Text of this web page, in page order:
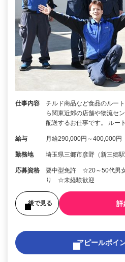
仕事内容
チルド商品など食品のルー
ら関東近郊の店舗や物流セ
配送するお仕事です。 ルー
給与 月給290,000円～400,000
勤務地 埼玉県三郷市彦野（新三郷駅
応募資格
要中型免許 ☆20～50代男
り ☆未経験歓迎
後で見る 詳
アピールポイ